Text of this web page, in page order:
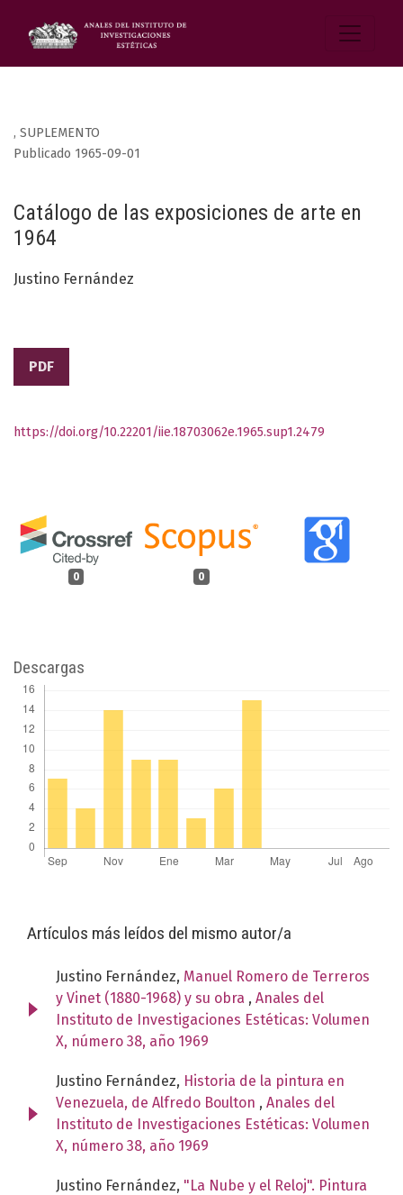
, SUPLEMENTO
Catálogo de las exposiciones de arte en
1964
Publicado 1965-09-01
Justino Fernández
PDF
0 0
https://doi.org/10.22201/iie.18703062e.1965.sup1.2479
Descargas
Artículos más leídos del mismo autor/a
Justino Fernández, Manuel Romero de Terreros
y Vinet (1880-1968) y su obra , Anales del
Instituto de Investigaciones Estéticas: Volumen
X, número 38, año 1969
Justino Fernández, Historia de la pintura en
Venezuela, de Alfredo Boulton , Anales del
Instituto de Investigaciones Estéticas: Volumen
X, número 38, año 1969
Justino Fernández, "La Nube y el Reloj". Pintura